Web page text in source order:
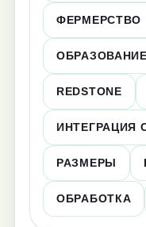
ФЕРМЕРСТВО
ОБРАЗОВАНИЕ
REDSTONE
ИНТЕГРАЦИЯ
РАЗМЕРЫ
ОБРАБОТКА